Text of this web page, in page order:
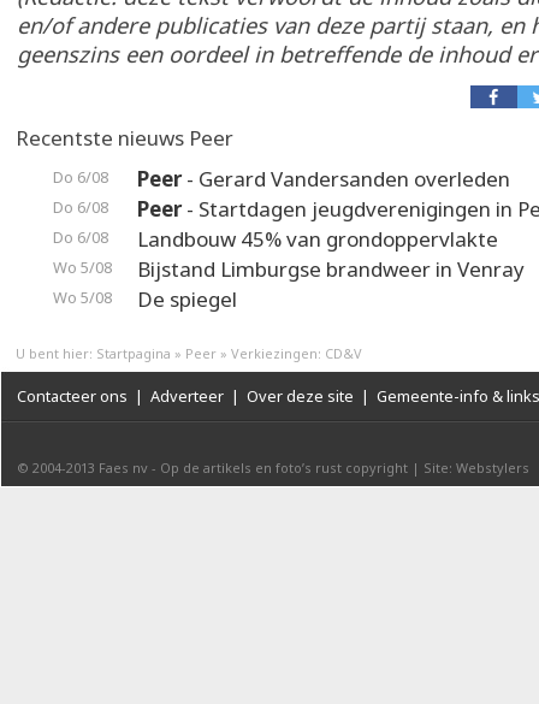
en/of andere publicaties van deze partij staan, en
geenszins een oordeel in betreffende de inhoud
Recentste nieuws Peer
Do 6/08 Peer- Gerard Vandersanden overleden
Do 6/08 Peer- Startdagen jeugdverenigingen in
Do 6/08 Landbouw 45% van grondoppervlakte
Wo 5/08 Bijstand Limburgse brandweer in Venray
Wo 5/08 De spiegel
U bent hier: Startpagina » Peer » Verkiezingen: CD&V
Contacteer ons | Adverteer | Over deze site | Gemeente-info & links
© 2004-2013 Faes nv - Op de artikels en foto’s rust copyright | Site: Webstylers